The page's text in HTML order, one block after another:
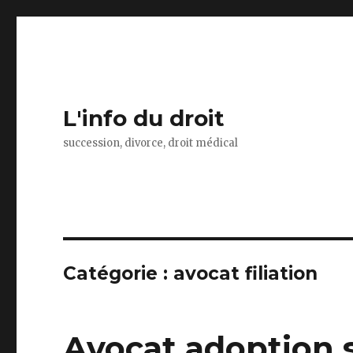
L'info du droit
succession, divorce, droit médical
Catégorie : avocat filiation